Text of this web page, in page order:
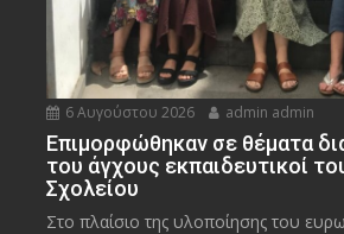
6 Αυγούστου 2026 admin admin
Eπιμορφώθηκαν σε θέματα
του άγχους εκπαιδευτικοί
Σχολείου
Στο πλαίσιο της υλοποίησης του